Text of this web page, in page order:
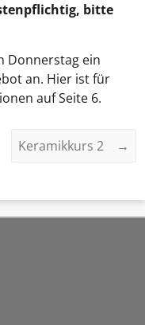
bitte
Donnerstag ein
an. Hier ist für
auf Seite 6.
Keramikkurs 2 →